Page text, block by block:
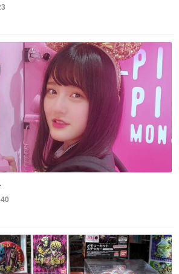
年落ちの車もやりようによっては新車
べても違和感